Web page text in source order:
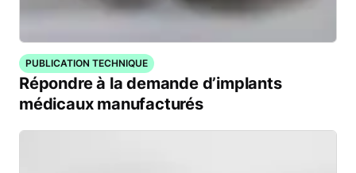
PUBLICATION TECHNIQUE
Répondre à la demande d’implants
médicaux manufacturés